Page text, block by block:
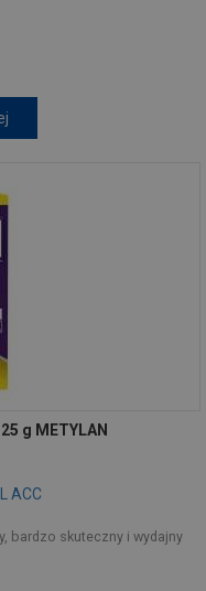
g METYLAN
ACC
bardzo skuteczny i wydajny